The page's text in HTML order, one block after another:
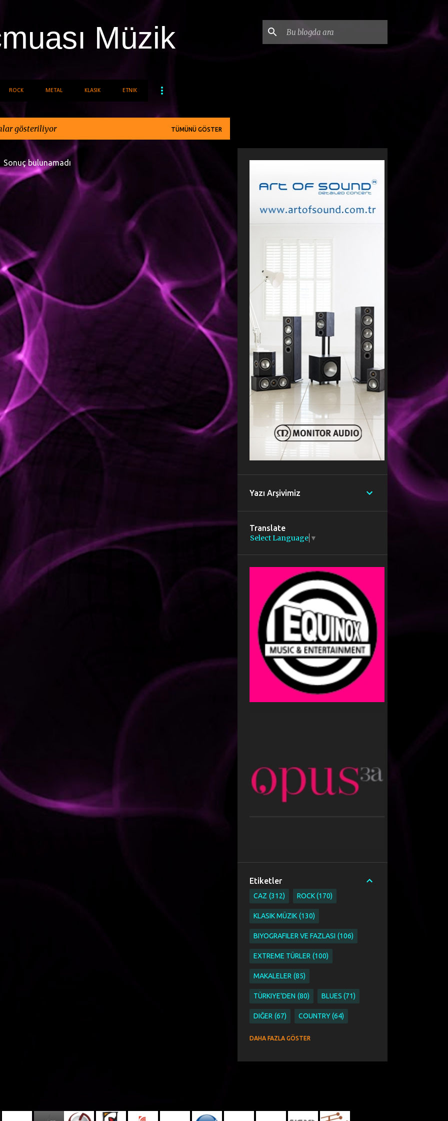
Müzik
ROCK METAL KLASIK ETNIK
gösteriliyor TÜMÜNÜ GÖSTER
Sonuç bulunamadı
Yazı Arşivimiz
Translate
Select Language ▼
Etiketler
CAZ 312 ROCK 170
KLASIK MÜZIK 130
BIYOGRAFILER VE FAZLASI 106
EXTREME TÜRLER 100
MAKALELER 85
TÜRKIYE'DEN 80 BLUES 71
DIĞER 67 COUNTRY 64
SINGER SONGWRITER
DAHA FAZLA GÖSTER